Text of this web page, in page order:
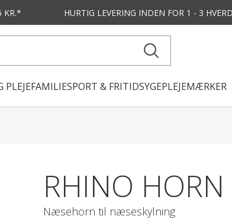
KR.* HURTIG LEVERING INDEN FOR 1 - 3
PLEJEFAMILIESPORT & FRITIDSYGEPLEJEMÆRKER
RHINO HORN
Næsehorn til næseskylning